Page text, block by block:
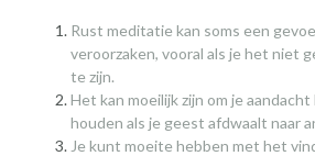
Rust meditatie kan soms een
veroorzaken, vooral als je het niet
te zijn.
Het kan moeilijk zijn om je
houden als je geest afdwaalt naar
Je kunt moeite hebben met het